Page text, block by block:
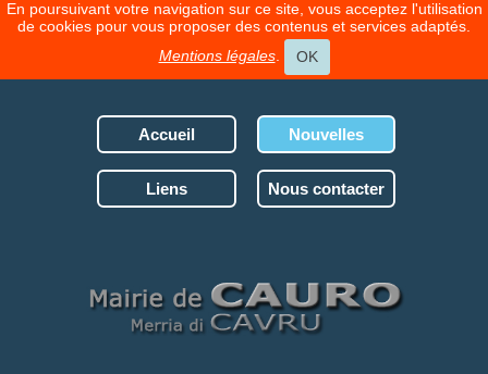
En poursuivant votre navigation sur ce site, vous acceptez l'utilisation
de cookies pour vous proposer des contenus et services adaptés.
Mentions légales. OK
Accueil Nouvelles
Liens Nous contacter